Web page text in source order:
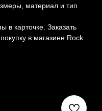
материал и тип
в карточке. Заказать
в магазине Rock